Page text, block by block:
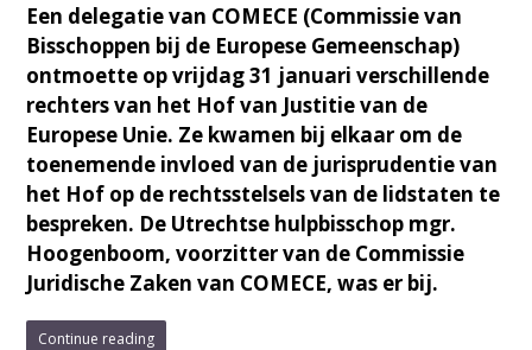
Een delegatie van COMECE (Commissie van
Bisschoppen bij de Europese Gemeenschap)
ontmoette op vrijdag 31 januari verschillende
rechters van het Hof van Justitie van de
Europese Unie. Ze kwamen bij elkaar om de
toenemende invloed van de jurisprudentie van
het Hof op de rechtsstelsels van de lidstaten te
bespreken. De Utrechtse hulpbisschop mgr.
Hoogenboom, voorzitter van de Commissie
Juridische Zaken van COMECE, was er bij.
Continue reading